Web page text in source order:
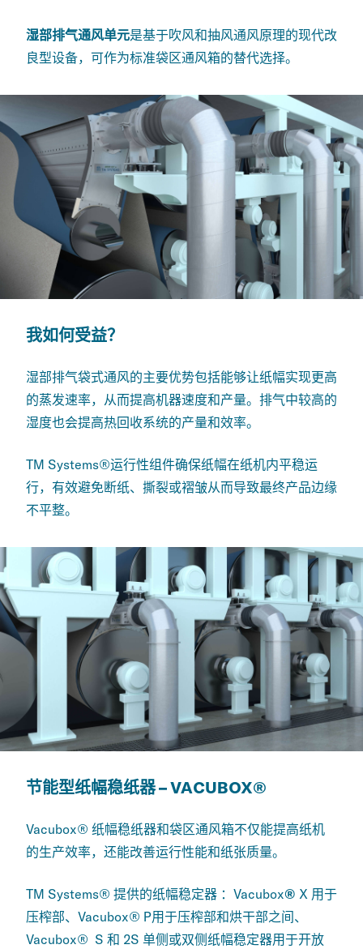
湿部排气通风单元是基于吹风和抽风通风原理的现代改
良型设备， 可作为标准袋区通风箱的替代选择。
我如何受益？
湿部排气袋式通风的主要优势包括能够让纸幅实现更高
的蒸发速率，从而提高机器速度和产量。排气中较高的
湿度也会提高热回收系统的产量和效率。
TM Systems®运行性组件确保纸幅在纸机内平稳运
行，有效避免断纸、撕裂或褶皱从而导致最终产品边缘
不平整。
节能型纸幅稳纸器 – VACUBOX®
Vacubox® 纸幅稳纸器和袋区通风箱不仅能提高纸机
的生产效率，还能改善运行性能和纸张质量。
TM Systems® 提供的纸幅稳定器 ： Vacubox® X 用于
压榨部、Vacubox® P用于压榨部和烘干部之间、
Vacubox® S 和 2S 单侧或双侧纸幅稳定器用于开放